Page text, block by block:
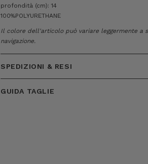
profondità (cm): 14
100%POLYURETHANE
Il colore dell'articolo può variare leggermente a
navigazione.
SPEDIZIONI & RESI
GUIDA TAGLIE